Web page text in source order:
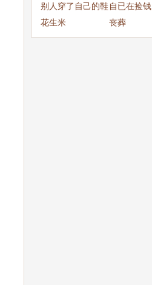
别人穿了自己的鞋
子
自已在捡钱
花生米
丧葬